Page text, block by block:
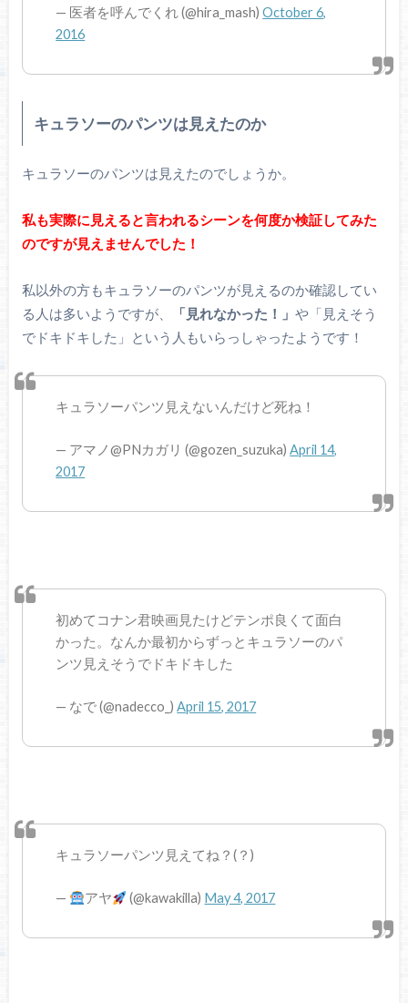
— 医者を呼んでくれ (@hira_mash)October 6,
2016
キュラソーのパンツは見えたのか
キュラソーのパンツは見えたのでしょうか。
私も実際に見えると言われるシーンを何度か検証してみた
のですが見えませんでした！
私以外の方もキュラソーのパンツが見えるのか確認してい
る人は多いようですが、
「見れなかった！」 や「見えそう
でドキドキした」という人もいらっしゃったようです！
キュラソーパンツ見えないんだけど死ね！
— アマノ@PNカガリ (@gozen_suzuka)April 14,
2017
初めてコナン君映画見たけどテンポ良くて面白
かった。なんか最初からずっとキュラソーのパ
ンツ見えそうでドキドキした
— なで (@nadecco_)April 15, 2017
キュラソーパンツ見えてね？(？)
— アヤ (@kawakilla) May 4, 2017